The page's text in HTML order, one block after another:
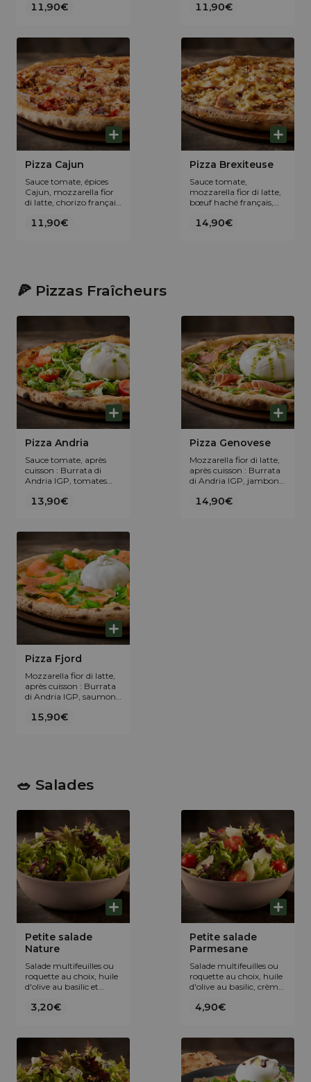
d'oignons, chutney de
11,90€
persil frais.
11,90€
Pizza Cajun
Sauce tomate, épices
Cajun, mozzarella fior
di latte, chorizo français
poulet rôti maison,
11,90€
Pizza Brexiteuse
Sauce tomate,
mozzarella fior di latte,
bœuf haché français,
fumée au bois de hêtre,
14,90€
🍕 Pizzas Fraîcheurs
Pizza Andria
Sauce tomate, après
cuisson : Burrata di
Andria IGP, tomates
Reggiano AOP,
13,90€
Pizza Genovese
Mozzarella fior di latte,
après cuisson : Burrata
di Andria IGP, jambon
roquette et pesto au
14,90€
Pizza Fjord
Mozzarella fior di latte,
après cuisson : Burrata
di Andria IGP, saumon
de citron combawa et
15,90€
🥗 Salades
Petite salade
Nature
Salade multifeuilles ou
roquette au choix, huile
d'olive au basilic et
balsamique de Modène
3,20€
Petite salade
Parmesane
Salade multifeuilles ou
roquette au choix, huile
d'olive au basilic, crème
de Modène IGP,
AOP et fleur de sel de
Guérande IGP.
4,90€